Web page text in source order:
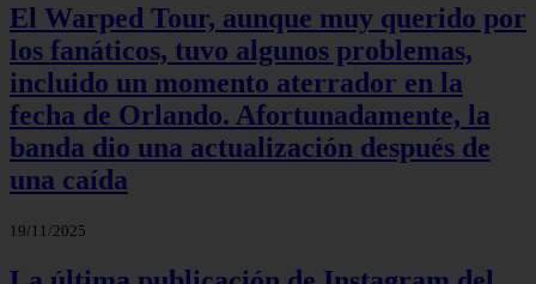
El Warped Tour, aunque muy querido por
los fanáticos, tuvo algunos problemas,
incluido un momento aterrador en la
fecha de Orlando. Afortunadamente, la
banda dio una actualización después de
una caída
19/11/2025